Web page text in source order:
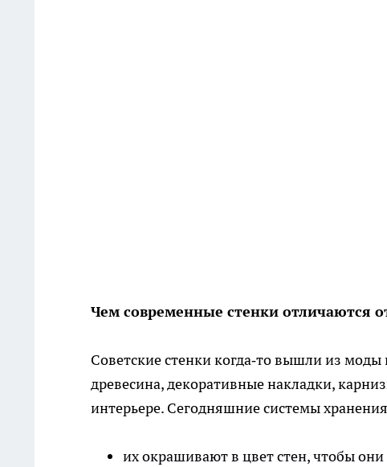
Чем современные стенки отличаются
Советские стенки когда‑то вышли из моды
древесина, декоративные накладки,
интерьере. Сегодняшние системы
их окрашивают в цвет стен, чтобы они